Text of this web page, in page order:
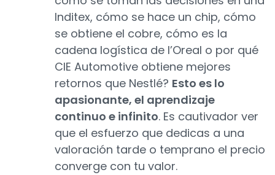
Inditex, cómo se hace un chip, cómo
se obtiene el cobre, cómo es la
cadena logística de l’Oreal o por qué
CIE Automotive obtiene mejores
retornos que Nestlé? Esto es lo
apasionante, el aprendizaje
continuo e infinito. Es cautivador ver
que el esfuerzo que dedicas a una
valoración tarde o temprano el precio
converge con tu valor.